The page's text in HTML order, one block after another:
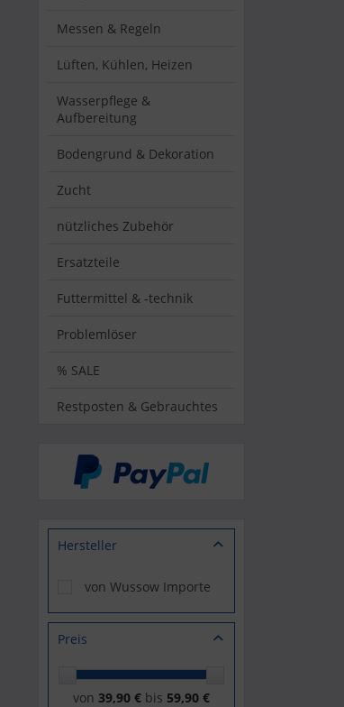
Messen & Regeln
Lüften, Kühlen, Heizen
Wasserpflege &
Aufbereitung
Bodengrund & Dekoration
Zucht
nützliches Zubehör
Ersatzteile
Futtermittel & -technik
Problemlöser
% SALE
Restposten & Gebrauchtes
Hersteller
von Wussow Importe
Preis
von 39,90 € bis 59,90 €